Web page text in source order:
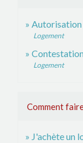
Logement
Logement
Comment faire
J'achète un